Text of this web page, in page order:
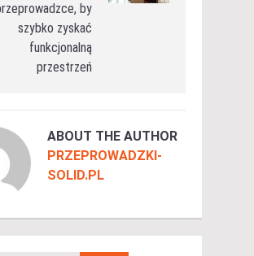
by
szybko zyskać
funkcjonalną
przestrzeń
ABOUT THE AUTHOR
PRZEPROWADZKI-
SOLID.PL